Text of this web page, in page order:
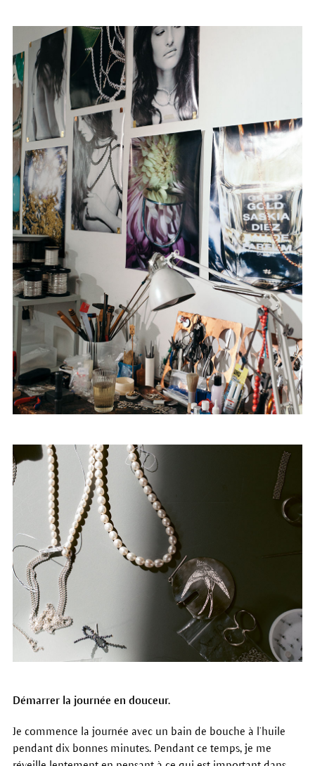
Démarrer la journée en douceur.
Je commence la journée avec un bain de bouche à l’huile
pendant dix bonnes minutes. Pendant ce temps, je me